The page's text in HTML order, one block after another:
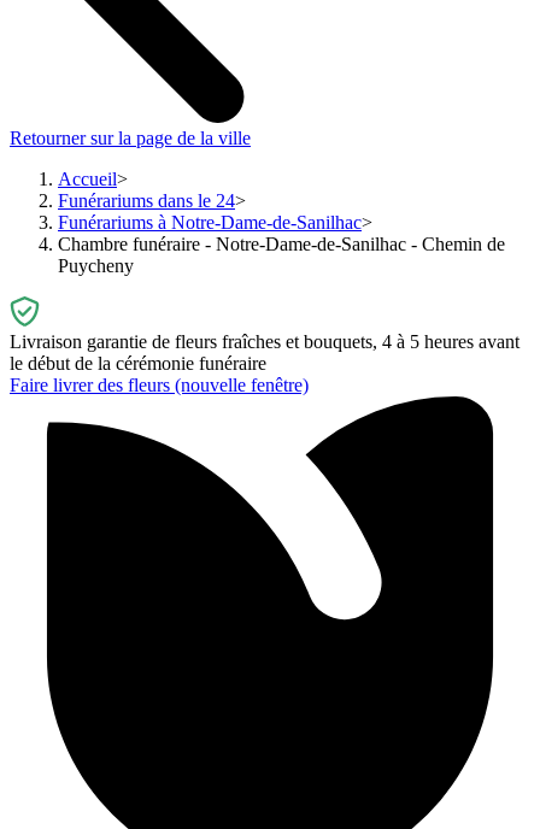
Retourner sur la page de la ville
Accueil
Funérariums dans le 24
Funérariums à Notre-Dame-de-Sanilhac
Chambre funéraire - Notre-Dame-de-Sanilhac - Chemin de
Puycheny
Livraison garantie de fleurs fraîches et bouquets, 4 à 5 heures avant
le début de la cérémonie funéraire
Faire livrer des fleurs (nouvelle fenêtre)